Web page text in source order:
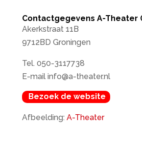
Contactgegevens A-Theater
Akerkstraat 11B
9712BD Groningen
Tel. 050-3117738
E-mail info@a-theater.nl
Bezoek de website
Afbeelding: A-Theater